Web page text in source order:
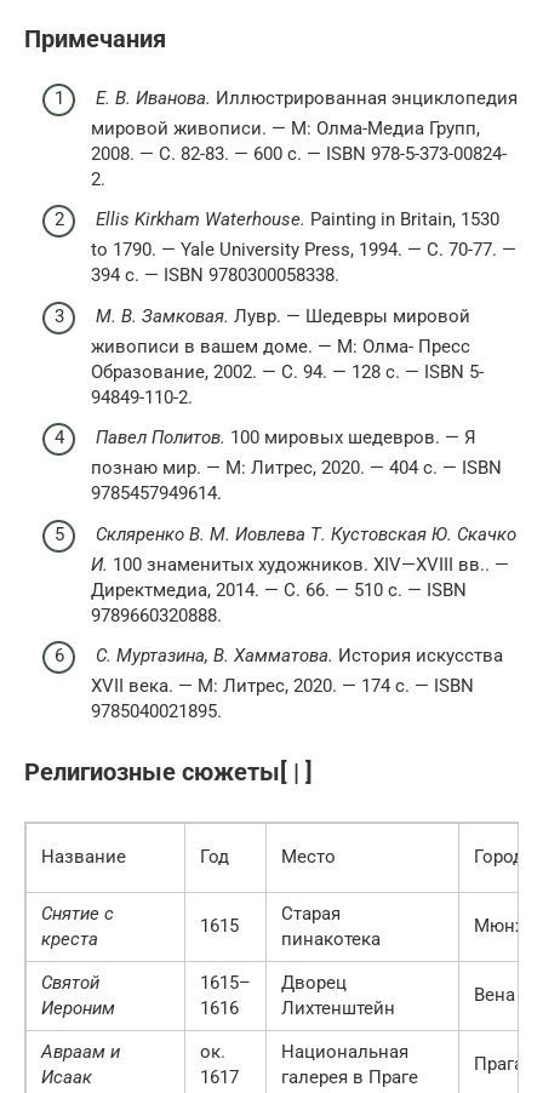
Примечания
Е. В. Иванова. Иллюстрированная энциклопедия
мировой живописи. — М: Олма-Медиа Групп,
2008. — С. 82-83. — 600 с. — ISBN 978-5-373-00824-
2.
Ellis Kirkham Waterhouse. Painting in Britain, 1530
to 1790. — Yale University Press, 1994. — С. 70-77. —
394 с. — ISBN 9780300058338.
М. В. Замковая. Лувр. — Шедевры мировой
живописи в вашем доме. — М: Олма- Пресс
Образование, 2002. — С. 94. — 128 с. — ISBN 5-
94849-110-2.
Павел Политов. 100 мировых шедевров. — Я
познаю мир. — М: Литрес, 2020. — 404 с. — ISBN
9785457949614.
Скляренко В. М. Иовлева Т. Кустовская Ю. Скачко
И. 100 знаменитых художников. XIV—XVIII вв.. —
Директмедиа, 2014. — С. 66. — 510 с. — ISBN
9789660320888.
С. Муртазина, В. Хамматова. История искусства
XVII века. — М: Литрес, 2020. — 174 с. — ISBN
9785040021895.
Религиозные сюжеты[ | ]
Название Год Место Город
Снятие с
креста
1615
Старая
пинакотека
Мюнхен
Святой
Иероним
1615–
1616
Дворец
Лихтенштейн
Вена
Авраам и
Исаак
ок.
1617
Национальная
галерея в Праге
Прага